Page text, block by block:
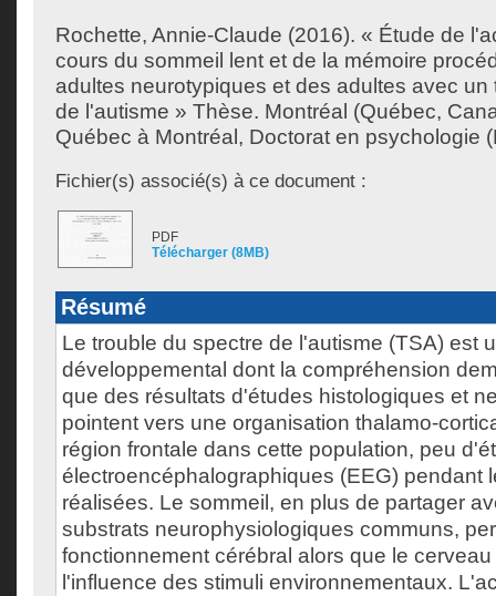
Rochette, Annie-Claude (2016). « Étude de
cours du sommeil lent et de la mémoire
adultes neurotypiques et des adultes avec un
de l'autisme » Thèse. Montréal (Québec,
Québec à Montréal, Doctorat en psychologie
Fichier(s) associé(s) à ce document :
PDF
Télécharger (8MB)
Résumé
Le trouble du spectre de l'autisme (TSA) est
développemental dont la compréhension
que des résultats d'études histologiques et
pointent vers une organisation thalamo-
région frontale dans cette population, peu
électroencéphalographiques (EEG) pendant
réalisées. Le sommeil, en plus de partager
substrats neurophysiologiques communs,
fonctionnement cérébral alors que le
l'influence des stimuli environnementaux.